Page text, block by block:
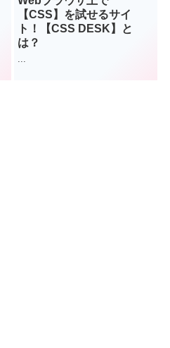
【CSS】を試せるサイ
ト！【CSS DESK】と
は？
...